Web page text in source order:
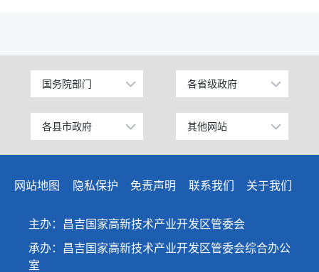
国务院部门
公安部
工业和信息化部
国防部
外交部
各省级政府
北京
上海
山东
浙江
各县市政府
昌吉市
玛纳斯县
呼图壁县
吉木萨尔县
奇台县
其他网站
中国昌吉网
网上信访大厅
人民网
新华网
网站地图 隐私保护 免责声明 联系我们 关于我们
主办：昌吉国家高新技术产业开发区管委会
承办：昌吉国家高新技术产业开发区管委会综合办公
室